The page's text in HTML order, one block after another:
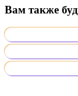
Вам также